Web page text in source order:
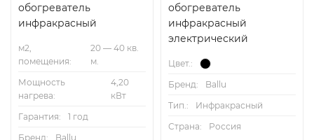
обогреватель
инфракрасный
м2,
помещения:
20 — 40 кв.
м.
Мощность
нагрева:
4,20
кВт
Гарантия:
1 год
Бренд:
Ballu
обогреватель
инфракрасный
электрический
Цвет.:
Бренд:
Ballu
Тип.:
Инфракрасный
Страна:
Россия